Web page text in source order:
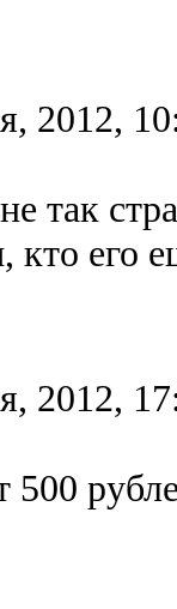
2012,
так
кто его
2012,
500